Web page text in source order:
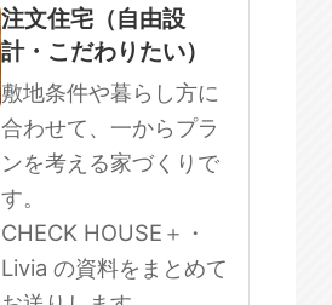
注文住宅（自由設
計・こだわりたい）
敷地条件や暮らし方に
合わせて、一からプラ
ンを考える家づくりで
す。
CHECK HOUSE＋・
Livia の資料をまとめて